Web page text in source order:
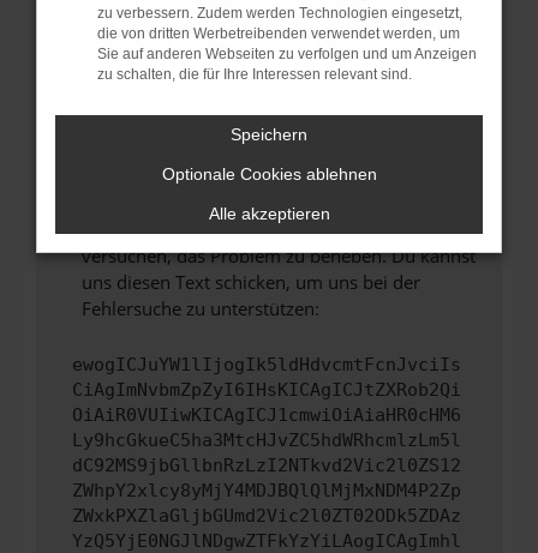
Betriebssystem auf dem neuesten Stand
sind.
Veraltete Software birgt nicht nur ein
Sicherheitsrisiko, sondern kann auch dazu
führen, dass bestimmte Funktionen nicht mehr
unterstützt werden.
Wende dich an den Webseitenbetreiber.
Wenn du alle oben genannten Schritte versucht
hast, kontaktiere uns bitte. Wir werden
versuchen, das Problem zu beheben. Du kannst
uns diesen Text schicken, um uns bei der
Fehlersuche zu unterstützen:
ewogICJuYW1lIjogIk5ldHdvcmtFcnJvciIs
CiAgImNvbmZpZyI6IHsKICAgICJtZXRob2Qi
OiAiR0VUIiwKICAgICJ1cmwiOiAiaHR0cHM6
Ly9hcGkueC5ha3MtcHJvZC5hdWRhcmlzLm5l
dC92MS9jbGllbnRzLzI2NTkvd2Vic2l0ZS12
ZWhpY2xlcy8yMjY4MDJBQlQlMjMxNDM4P2Zp
ZWxkPXZlaGljbGUmd2Vic2l0ZT02ODk5ZDAz
YzQ5YjE0NGJlNDgwZTFkYzYiLAogICAgImhl
zu verbessern. Zudem werden Technologien eingesetzt,
die von dritten Werbetreibenden verwendet werden, um
Sie auf anderen Webseiten zu verfolgen und um Anzeigen
zu schalten, die für Ihre Interessen relevant sind.
Speichern
Optionale Cookies ablehnen
Alle akzeptieren